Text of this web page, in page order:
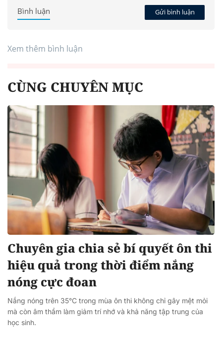
Gửi bình luận
Bình luận
Xem thêm bình luận
CÙNG CHUYÊN MỤC
Chuyên gia chia sẻ bí quyết ôn thi
hiệu quả trong thời điểm nắng
nóng cực đoan
Nắng nóng trên 35°C trong mùa ôn thi không chỉ gây mệt mỏi
mà còn âm thầm làm giảm trí nhớ và khả năng tập trung của
học sinh.